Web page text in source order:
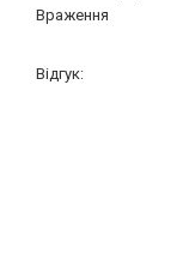
Враження
Відгук: